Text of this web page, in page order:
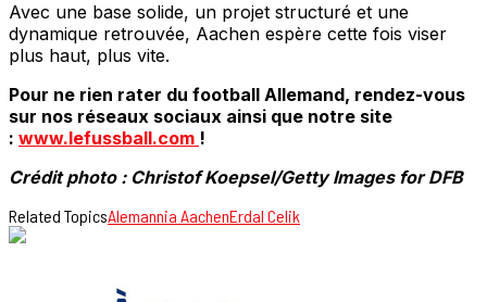
Avec une base solide, un projet structuré et une
dynamique retrouvée, Aachen espère cette fois viser
plus haut, plus vite.
Pour ne rien rater du football Allemand, rendez-vous
sur nos réseaux sociaux ainsi que notre site
: www.lefussball.com !
Crédit photo : Christof Koepsel/Getty Images for DFB
Related TopicsAlemannia AachenErdal Celik